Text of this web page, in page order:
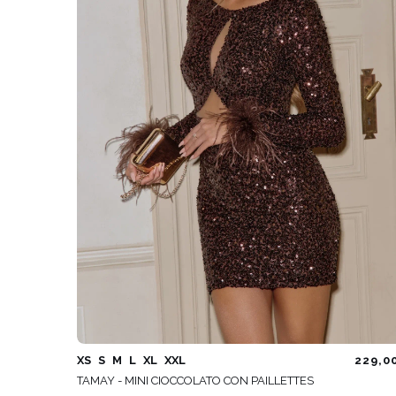
XS S M L XL XXL
TAMAY - MINI CIOCCOLATO CON PAILLETTES